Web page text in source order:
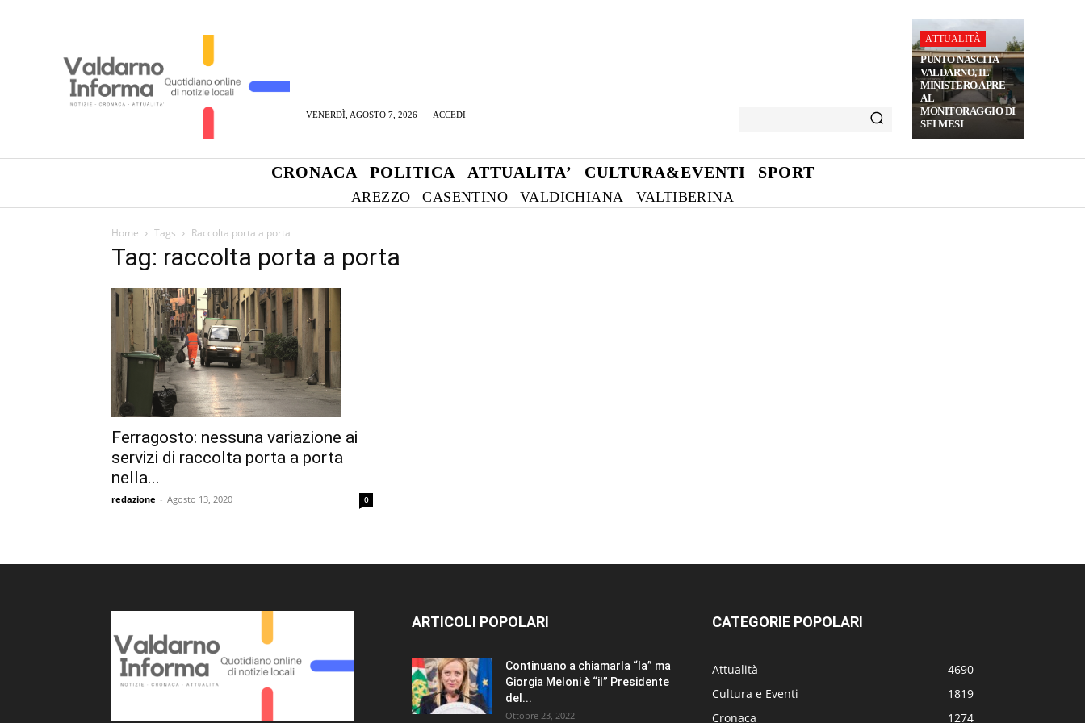
VENERDÌ, AGOSTO 7, 2026 ACCEDI
ATTUALITÀ
PUNTO NASCITA
VALDARNO, IL
MINISTERO APRE
AL
MONITORAGGIO DI
SEI MESI
CRONACA POLITICA ATTUALITA’ CULTURA&EVENTI SPORT
AREZZO CASENTINO VALDICHIANA VALTIBERINA
Home Tags Raccolta porta a porta
Tag: raccolta porta a porta
Ferragosto: nessuna variazione ai
servizi di raccolta porta a porta
nella...
redazione - Agosto 13, 2020 0
ARTICOLI POPOLARI
Continuano a chiamarla “la” ma
Giorgia Meloni è “il” Presidente
del...
Ottobre 23, 2022
CATEGORIE POPOLARI
Attualità
4690
Cultura e Eventi
1819
Cronaca
1274